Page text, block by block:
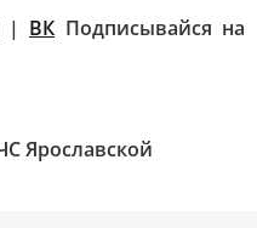
| ВК Подписывайся на
Ярославской